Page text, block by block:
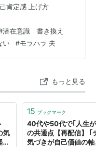
んでみてくださいね^
ッションをさせてい
きします。 そんな中
仕事をされている方
生活をしているため、
肯定感 上げ方
潜在意識 書き換え
い #モラハラ 夫
もっと見る
気
済
15 ブックマーク
40代や50代で｢人生
の共通点【再配信】 ｢
気づきが自己価値の